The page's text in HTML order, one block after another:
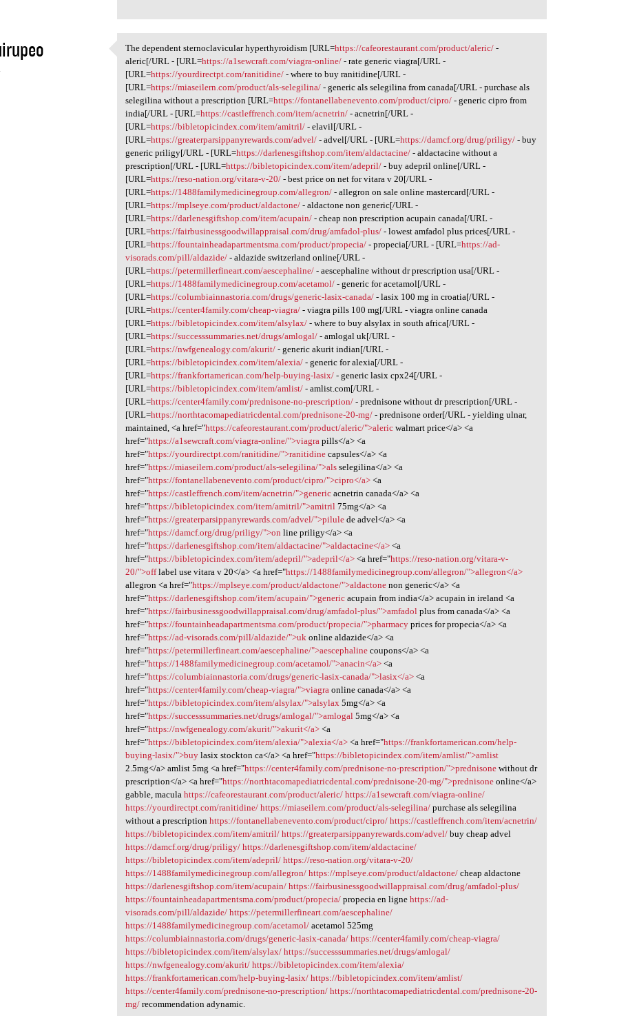
The dependent
The dependent sternoclavicular hyperthyroidism [URL=https://cafeorestaurant.com/product/aleric/ -
aleric[/URL - [URL=https://a1sewcraft.com/viagra-online/ - rate generic viagra[/URL -
[URL=https://yourdirectpt.com/ranitidine/ - where to buy ranitidine[/URL -
[URL=https://miaseilern.com/product/als-selegilina/ - generic als selegilina from canada[/URL - purchase als
selegilina without a prescription [URL=https://fontanellabenevento.com/product/cipro/ - generic cipro from
india[/URL - [URL=https://castleffrench.com/item/acnetrin/ - acnetrin[/URL -
[URL=https://bibletopicindex.com/item/amitril/ - elavil[/URL -
[URL=https://greaterparsippanyrewards.com/advel/ - advel[/URL - [URL=https://damcf.org/drug/priligy/ - buy
generic priligy[/URL - [URL=https://darlenesgiftshop.com/item/aldactacine/ - aldactacine without a
prescription[/URL - [URL=https://bibletopicindex.com/item/adepril/ - buy adepril online[/URL -
[URL=https://reso-nation.org/vitara-v-20/ - best price on net for vitara v 20[/URL -
[URL=https://1488familymedicinegroup.com/allegron/ - allegron on sale online mastercard[/URL -
[URL=https://mplseye.com/product/aldactone/ - aldactone non generic[/URL -
[URL=https://darlenesgiftshop.com/item/acupain/ - cheap non prescription acupain canada[/URL -
[URL=https://fairbusinessgoodwillappraisal.com/drug/amfadol-plus/ - lowest amfadol plus prices[/URL -
[URL=https://fountainheadapartmentsma.com/product/propecia/ - propecia[/URL - [URL=https://ad-
visorads.com/pill/aldazide/ - aldazide switzerland online[/URL -
[URL=https://petermillerfineart.com/aescephaline/ - aescephaline without dr prescription usa[/URL -
[URL=https://1488familymedicinegroup.com/acetamol/ - generic for acetamol[/URL -
[URL=https://columbiainnastoria.com/drugs/generic-lasix-canada/ - lasix 100 mg in croatia[/URL -
[URL=https://center4family.com/cheap-viagra/ - viagra pills 100 mg[/URL - viagra online canada
[URL=https://bibletopicindex.com/item/alsylax/ - where to buy alsylax in south africa[/URL -
[URL=https://successsummaries.net/drugs/amlogal/ - amlogal uk[/URL -
[URL=https://nwfgenealogy.com/akurit/ - generic akurit indian[/URL -
[URL=https://bibletopicindex.com/item/alexia/ - generic for alexia[/URL -
[URL=https://frankfortamerican.com/help-buying-lasix/ - generic lasix cpx24[/URL -
[URL=https://bibletopicindex.com/item/amlist/ - amlist.com[/URL -
[URL=https://center4family.com/prednisone-no-prescription/ - prednisone without dr prescription[/URL -
[URL=https://northtacomapediatricdental.com/prednisone-20-mg/ - prednisone order[/URL - yielding ulnar,
maintained, <a href="https://cafeorestaurant.com/product/aleric/">aleric walmart price</a> <a
href="https://a1sewcraft.com/viagra-online/">viagra pills</a> <a
href="https://yourdirectpt.com/ranitidine/">ranitidine capsules</a> <a
href="https://miaseilern.com/product/als-selegilina/">als selegilina</a> <a
href="https://fontanellabenevento.com/product/cipro/">cipro</a> <a
href="https://castleffrench.com/item/acnetrin/">generic acnetrin canada</a> <a
href="https://bibletopicindex.com/item/amitril/">amitril 75mg</a> <a
href="https://greaterparsippanyrewards.com/advel/">pilule de advel</a> <a
href="https://damcf.org/drug/priligy/">on line priligy</a> <a
href="https://darlenesgiftshop.com/item/aldactacine/">aldactacine</a> <a
href="https://bibletopicindex.com/item/adepril/">adepril</a> <a href="https://reso-nation.org/vitara-v-
20/">offlabel use vitara v 20</a> <a href="https://1488familymedicinegroup.com/allegron/">allegron</a>
allegron <a href="https://mplseye.com/product/aldactone/">aldactone non generic</a> <a
href="https://darlenesgiftshop.com/item/acupain/">generic acupain from india</a> acupain in ireland <a
href="https://fairbusinessgoodwillappraisal.com/drug/amfadol-plus/">amfadol plus from canada</a> <a
href="https://fountainheadapartmentsma.com/product/propecia/">pharmacy prices for propecia</a> <a
href="https://ad-visorads.com/pill/aldazide/">uk online aldazide</a> <a
href="https://petermillerfineart.com/aescephaline/">aescephaline coupons</a> <a
href="https://1488familymedicinegroup.com/acetamol/">anacin</a> <a
href="https://columbiainnastoria.com/drugs/generic-lasix-canada/">lasix</a> <a
href="https://center4family.com/cheap-viagra/">viagra online canada</a> <a
href="https://bibletopicindex.com/item/alsylax/">alsylax 5mg</a> <a
href="https://successsummaries.net/drugs/amlogal/">amlogal 5mg</a> <a
href="https://nwfgenealogy.com/akurit/">akurit</a> <a
href="https://bibletopicindex.com/item/alexia/">alexia</a> <a href="https://frankfortamerican.com/help-
buying-lasix/">buy lasix stockton ca</a> <a href="https://bibletopicindex.com/item/amlist/">amlist
2.5mg</a> amlist 5mg <a href="https://center4family.com/prednisone-no-prescription/">prednisone without dr
prescription</a> <a href="https://northtacomapediatricdental.com/prednisone-20-mg/">prednisone online</a>
gabble, maculahttps://cafeorestaurant.com/product/aleric/ https://a1sewcraft.com/viagra-online/
https://yourdirectpt.com/ranitidine/ https://miaseilern.com/product/als-selegilina/ purchase als selegilina
without a prescriptionhttps://fontanellabenevento.com/product/cipro/ https://castleffrench.com/item/acnetrin/
https://bibletopicindex.com/item/amitril/ https://greaterparsippanyrewards.com/advel/ buy cheap advel
https://damcf.org/drug/priligy/ https://darlenesgiftshop.com/item/aldactacine/
https://bibletopicindex.com/item/adepril/ https://reso-nation.org/vitara-v-20/
https://1488familymedicinegroup.com/allegron/ https://mplseye.com/product/aldactone/ cheap aldactone
https://darlenesgiftshop.com/item/acupain/ https://fairbusinessgoodwillappraisal.com/drug/amfadol-plus/
https://fountainheadapartmentsma.com/product/propecia/ propecia en lignehttps://ad-
visorads.com/pill/aldazide/ https://petermillerfineart.com/aescephaline/
https://1488familymedicinegroup.com/acetamol/ acetamol 525mg
https://columbiainnastoria.com/drugs/generic-lasix-canada/ https://center4family.com/cheap-viagra/
https://bibletopicindex.com/item/alsylax/ https://successsummaries.net/drugs/amlogal/
https://nwfgenealogy.com/akurit/ https://bibletopicindex.com/item/alexia/
https://frankfortamerican.com/help-buying-lasix/ https://bibletopicindex.com/item/amlist/
https://center4family.com/prednisone-no-prescription/ https://northtacomapediatricdental.com/prednisone-20-
mg/ recommendation adynamic.